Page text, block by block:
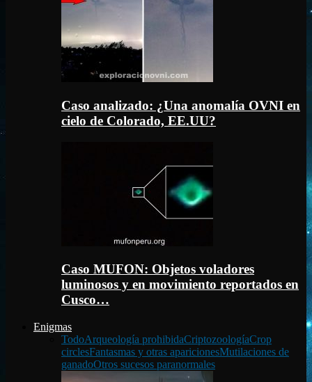
Caso analizado: ¿Una anomalía OVNI en
cielo de Colorado, EE.UU?
Caso MUFON: Objetos voladores
luminosos y en movimiento reportados en
Cusco…
Enigmas
TodoArqueología prohibidaCriptozoologíaCrop
circlesFantasmas y otras aparicionesMutilaciones de
ganadoOtros sucesos paranormales